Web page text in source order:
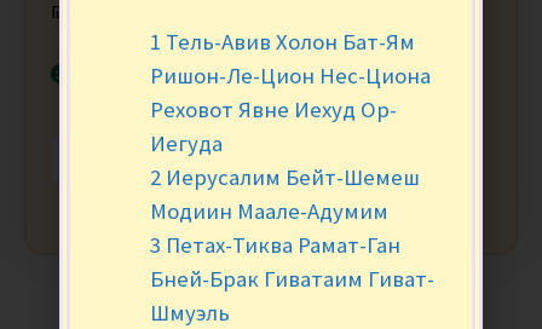
₪
В наличии
+
1 Тель-Авив Холон Бат-Ям
Ришон-Ле-Цион Нес-Циона
Реховот Явне Иехуд Ор-
Иегуда
2 Иерусалим Бейт-Шемеш
Модиин Маале-Адумим
3 Петах-Тиква Рамат-Ган
Бней-Брак Гиватаим Гиват-
Шмуэль